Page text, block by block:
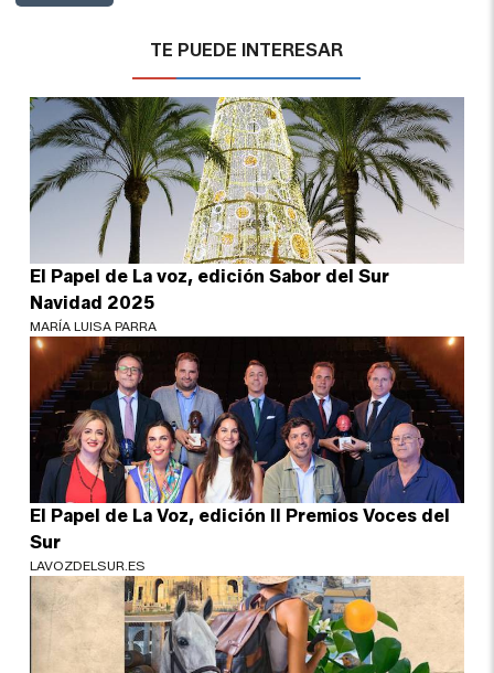
TE PUEDE INTERESAR
El Papel de La voz, edición Sabor del Sur
Navidad 2025
MARÍA LUISA PARRA
El Papel de La Voz, edición II Premios Voces del
Sur
LAVOZDELSUR.ES